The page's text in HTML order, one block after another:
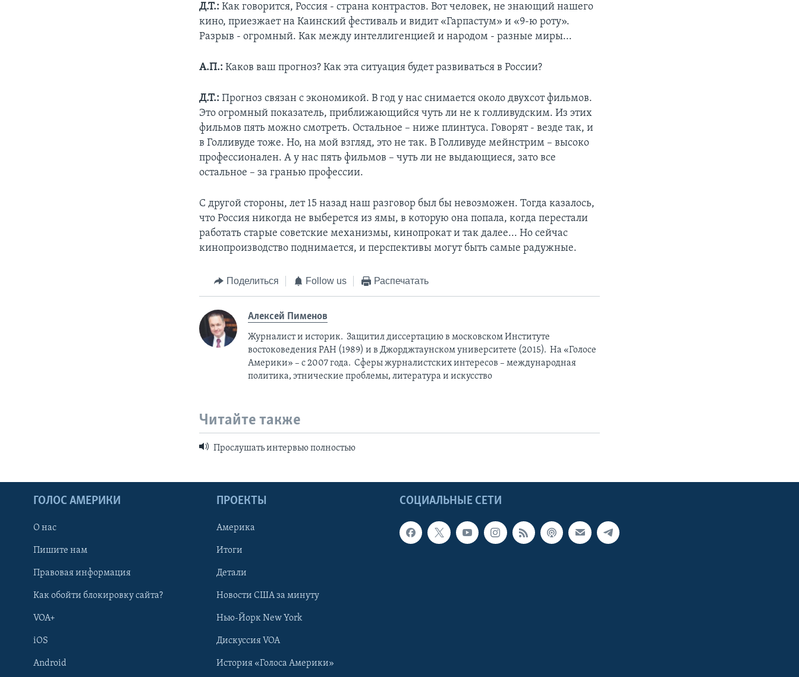
Д.Т.: Как говорится, Россия - страна контрастов. Вот человек, не знающий нашего
кино, приезжает на Каинский фестиваль и видит «Гарпастум» и «9-ю роту».
Разрыв - огромный. Как между интеллигенцией и народом - разные миры...
А.П.: Каков ваш прогноз? Как эта ситуация будет развиваться в России?
Д.Т.: Прогноз связан с экономикой. В год у нас снимается около двухсот фильмов.
Это огромный показатель, приближающийся чуть ли не к голливудским. Из этих
фильмов пять можно смотреть. Остальное – ниже плинтуса. Говорят - везде так, и
в Голливуде тоже. Но, на мой взгляд, это не так. B Голливуде мейнстрим – высоко
профессионален. А у нас пять фильмов – чуть ли не выдающиеся, зато все
остальное – за гранью профессии.
С другой стороны, лет 15 назад наш разговор был бы невозможен. Тогда казалось,
что Россия никогда не выберется из ямы, в которую она попала, когда перестали
работать старые советские механизмы, кинопрокат и так далее... Но сейчас
кинопроизводство поднимается, и перспективы могут быть самые радужные.
Поделиться Follow us Распечатать
Алексей Пименов
Журналист и историк. Защитил диссертацию в московском Институте
востоковедения РАН (1989) и в Джорджтаунском университете (2015). На «Голосе
Америки» – с 2007 года. Сферы журналистских интересов – международная
политика, этнические проблемы, литература и искусство
Читайте также
Прослушать интервью полностью
СОЦИАЛЬНЫЕ СЕТИ
ГОЛОС АМЕРИКИ
О нас
Пишите нам
Правовая информация
Как обойти блокировку сайта?
VOA+
iOS
Android
ПРОЕКТЫ
Америка
Итоги
Детали
Новости США за минуту
Нью-Йорк New York
Дискуссия VOA
История «Голоса Америки»